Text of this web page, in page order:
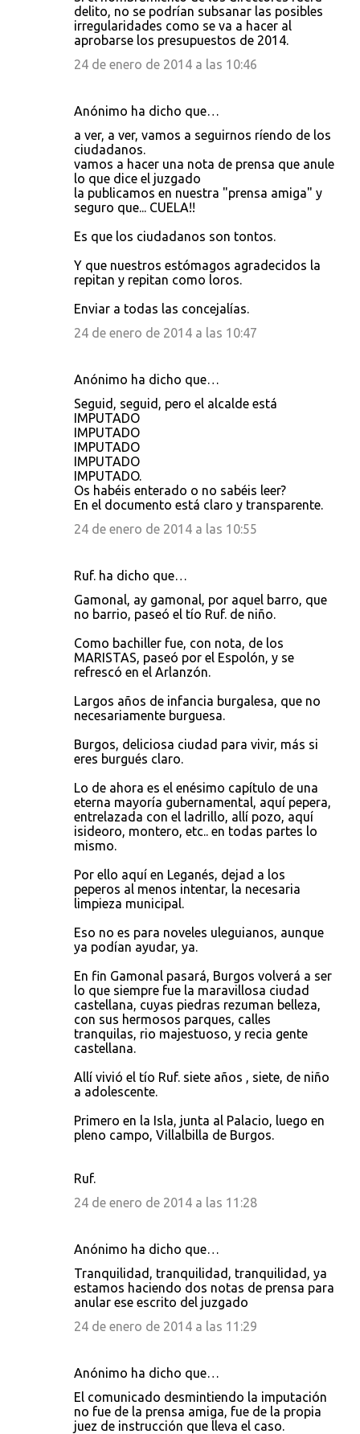
delito, no se podrían subsanar las posibles
irregularidades como se va a hacer al
aprobarse los presupuestos de 2014.
24 de enero de 2014 a las 10:46
Anónimo ha dicho que…
a ver, a ver, vamos a seguirnos ríendo de los
ciudadanos.
vamos a hacer una nota de prensa que anule
lo que dice el juzgado
la publicamos en nuestra "prensa amiga" y
seguro que... CUELA!!
Es que los ciudadanos son tontos.
Y que nuestros estómagos agradecidos la
repitan y repitan como loros.
Enviar a todas las concejalías.
24 de enero de 2014 a las 10:47
Anónimo ha dicho que…
Seguid, seguid, pero el alcalde está
IMPUTADO
IMPUTADO
IMPUTADO
IMPUTADO
IMPUTADO.
Os habéis enterado o no sabéis leer?
En el documento está claro y transparente.
24 de enero de 2014 a las 10:55
Ruf. ha dicho que…
Gamonal, ay gamonal, por aquel barro, que
no barrio, paseó el tío Ruf. de niño.
Como bachiller fue, con nota, de los
MARISTAS, paseó por el Espolón, y se
refrescó en el Arlanzón.
Largos años de infancia burgalesa, que no
necesariamente burguesa.
Burgos, deliciosa ciudad para vivir, más si
eres burgués claro.
Lo de ahora es el enésimo capítulo de una
eterna mayoría gubernamental, aquí pepera,
entrelazada con el ladrillo, allí pozo, aquí
isideoro, montero, etc.. en todas partes lo
mismo.
Por ello aquí en Leganés, dejad a los
peperos al menos intentar, la necesaria
limpieza municipal.
Eso no es para noveles uleguianos, aunque
ya podían ayudar, ya.
En fin Gamonal pasará, Burgos volverá a ser
lo que siempre fue la maravillosa ciudad
castellana, cuyas piedras rezuman belleza,
con sus hermosos parques, calles
tranquilas, rio majestuoso, y recia gente
castellana.
Allí vivió el tío Ruf. siete años , siete, de niño
a adolescente.
Primero en la Isla, junta al Palacio, luego en
pleno campo, Villalbilla de Burgos.
Ruf.
24 de enero de 2014 a las 11:28
Anónimo ha dicho que…
Tranquilidad, tranquilidad, tranquilidad, ya
estamos haciendo dos notas de prensa para
anular ese escrito del juzgado
24 de enero de 2014 a las 11:29
Anónimo ha dicho que…
El comunicado desmintiendo la imputación
no fue de la prensa amiga, fue de la propia
juez de instrucción que lleva el caso.